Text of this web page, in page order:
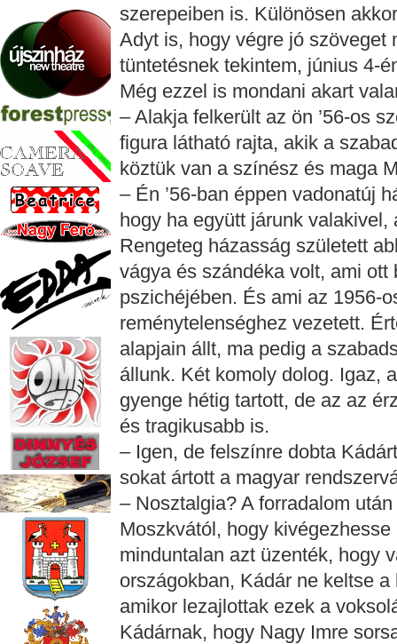
szerepeiben is. Különösen
Adyt is, hogy végre jó szöveget
tüntetésnek tekintem, június 4-
Még ezzel is mondani akart
– Alakja felkerült az ön ’56-os
figura látható rajta, akik a
köztük van a színész és maga
– Én ’56-ban éppen vadonatúj
hogy ha együtt járunk
Rengeteg házasság született
vágya és szándéka volt, ami ott
pszichéjében. És ami az 1956-
reménytelenséghez vezetett.
alapjain állt, ma pedig a
állunk. Két komoly dolog. Igaz,
gyenge hétig tartott, de az az
és tragikusabb is.
– Igen, de felszínre dobta
sokat ártott a magyar
– Nosztalgia? A forradalom
Moszkvától, hogy
minduntalan azt üzenték, hogy
országokban, Kádár ne keltse
amikor lezajlottak ezek a
Kádárnak, hogy Nagy Imre